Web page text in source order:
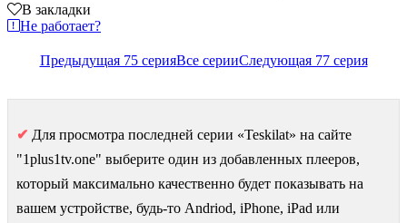
В закладки
Не работает?
Предыдущая 75 серияВсе серииСледующая 77 серия
✔ Для просмотра последней серии «Teskilat» на сайте
"1plus1tv.one" выберите один из добавленных плееров,
который максимально качественно будет показывать на
вашем устройстве, будь-то Andriod, iPhone, iPad или